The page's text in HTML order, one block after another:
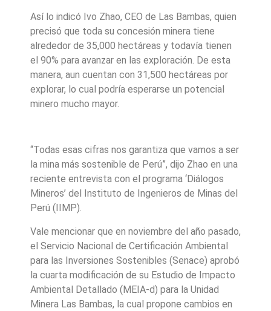
Así lo indicó Ivo Zhao, CEO de Las Bambas, quien
precisó que toda su concesión minera tiene
alrededor de 35,000 hectáreas y todavía tienen
el 90% para avanzar en las exploración. De esta
manera, aun cuentan con 31,500 hectáreas por
explorar, lo cual podría esperarse un potencial
minero mucho mayor.
“Todas esas cifras nos garantiza que vamos a ser
la mina más sostenible de Perú”, dijo Zhao en una
reciente entrevista con el programa ‘Diálogos
Mineros’ del Instituto de Ingenieros de Minas del
Perú (IIMP).
Vale mencionar que en noviembre del año pasado,
el Servicio Nacional de Certificación Ambiental
para las Inversiones Sostenibles (Senace) aprobó
la cuarta modificación de su Estudio de Impacto
Ambiental Detallado (MEIA-d) para la Unidad
Minera Las Bambas, la cual propone cambios en